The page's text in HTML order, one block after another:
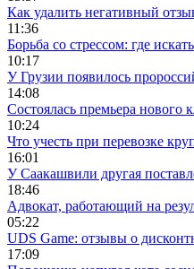
Как удалить негативный
11:36
Борьба со стрессом: где
10:17
У Грузии появилось
14:08
Cостоялась премьера
10:24
Что учесть при перевозке
16:01
У Саакашвили другая
18:46
Адвокат, работающий на
05:22
UDS Game: отзывы о
17:09